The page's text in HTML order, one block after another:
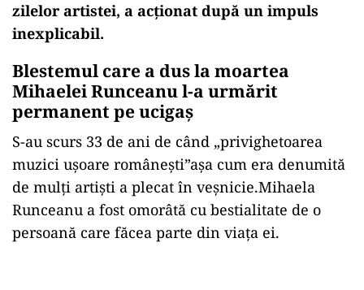
zilelor artistei, a acționat după un impuls
inexplicabil.
Blestemul care a dus la moartea
Mihaelei Runceanu l-a urmărit
permanent pe ucigaș
S-au scurs 33 de ani de când „privighetoarea
muzici ușoare românești”așa cum era denumită
de mulți artiști a plecat în veșnicie.Mihaela
Runceanu a fost omorâtă cu bestialitate de o
persoană care făcea parte din viața ei.